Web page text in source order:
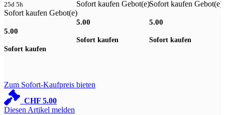
25d 5h
Sofort kaufen Gebot(e)
5.00
Sofort kaufen
Sofort kaufen Gebot(e)
5.00
Sofort kaufen
Sofort kaufen Gebot(e)
5.00
Sofort kaufen
Zum Sofort-Kaufpreis bieten
CHF 5.00
Diesen Artikel melden